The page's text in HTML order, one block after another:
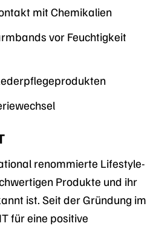
mit Chemikalien
vor Feuchtigkeit
renommierte Lifestyle-
Produkte und ihr
ist. Seit der Gründung im
für eine positive